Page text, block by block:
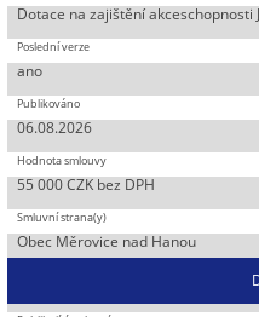
Dotace na zajištění akceschopnosti
ano
06.08.2026
55 000 CZK bez DPH
Obec Měrovice nad Hanou